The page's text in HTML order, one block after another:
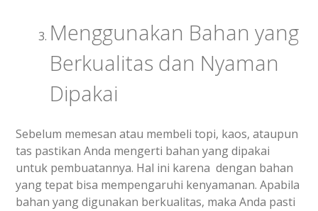
Menggunakan Bahan yang
Berkualitas dan Nyaman
Dipakai
Sebelum memesan atau membeli topi, kaos, ataupun
tas pastikan Anda mengerti bahan yang dipakai
untuk pembuatannya. Hal ini karena dengan bahan
yang tepat bisa mempengaruhi kenyamanan. Apabila
bahan yang digunakan berkualitas, maka Anda pasti